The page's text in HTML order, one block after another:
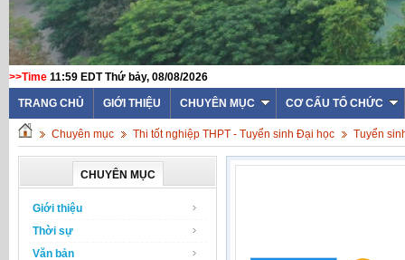
>>Time 11:59 EDT Thứ bảy, 08/08/2026
TRANG CHỦ GIỚI THIỆU CHUYÊN MỤC CƠ CẤU TỔ CHỨC
Chuyên mục Thi tốt nghiệp THPT - Tuyển sinh Đại học Tuyển
CHUYÊN MỤC
Giới thiệu
Thời sự
Văn bản